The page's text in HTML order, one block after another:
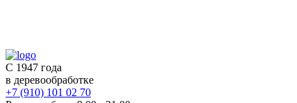
С 1947 года
в деревообработке
+7 (910) 101 02 70